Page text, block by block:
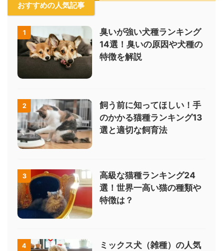
おすすめの人気記事
1
臭いが強い犬種ランキング
14選！臭いの原因や犬種の
特徴を解説
2
飼う前に知ってほしい！手
のかかる猫種ランキング13
選と適切な飼育法
3
高級な猫種ランキング24
選！世界一高い猫の種類や
特徴は？
4
ミックス犬（雑種）の人気